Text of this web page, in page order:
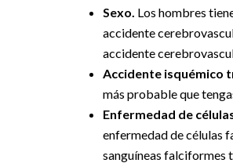
Sexo. Los hombres
accidente
accidente
Accidente isquémico
más probable que
Enfermedad de
enfermedad de células
sanguíneas falciformes